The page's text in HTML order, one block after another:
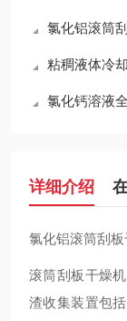
氯化铝滚筒
粘稠液体冷
氯化钙溶液
详细介绍
氯化铝滚筒刮
滚筒刮板干燥
渣收集装置包